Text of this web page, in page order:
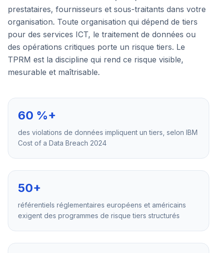
prestataires, fournisseurs et sous-traitants dans votre
organisation. Toute organisation qui dépend de tiers
pour des services ICT, le traitement de données ou
des opérations critiques porte un risque tiers. Le
TPRM est la discipline qui rend ce risque visible,
mesurable et maîtrisable.
60 %+
des violations de données impliquent un tiers, selon IBM
Cost of a Data Breach 2024
50+
référentiels réglementaires européens et américains
exigent des programmes de risque tiers structurés